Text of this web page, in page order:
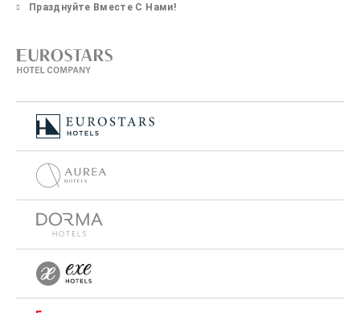
Празднуйте Вместе С Нами!